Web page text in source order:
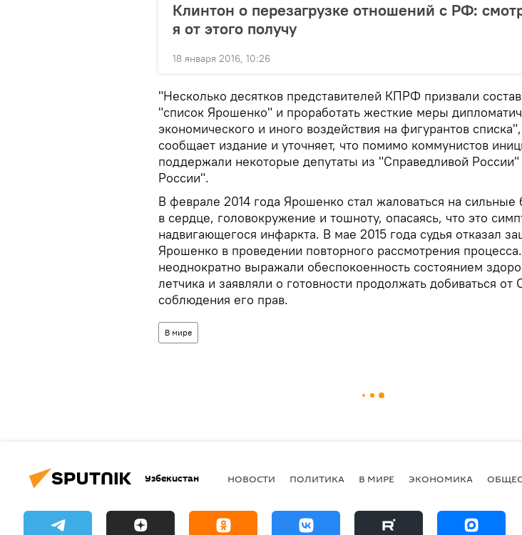
Клинтон о перезагрузке отношений с РФ:
я от этого получу
18 января 2016, 10:26
"Несколько десятков представителей КПРФ призвали
"список Ярошенко" и проработать жесткие меры
экономического и иного воздействия на фигурантов
сообщает издание и уточняет, что помимо коммунистов
поддержали некоторые депутаты из "Справедливой
России".
В феврале 2014 года Ярошенко стал жаловаться на сильные
в сердце, головокружение и тошноту, опасаясь, что это
надвигающегося инфаркта. В мае 2015 года судья отказал
Ярошенко в проведении повторного рассмотрения
неоднократно выражали обеспокоенность состоянием
летчика и заявляли о готовности продолжать добиваться
соблюдения его прав.
В мире
Узбекистан НОВОСТИ ПОЛИТИКА В МИРЕ ЭКОНОМИКА